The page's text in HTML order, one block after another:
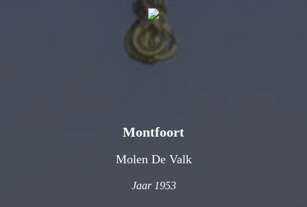
Montfoort
Molen De Valk
Jaar 1953